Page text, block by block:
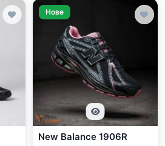
Нове
New Balance 1906R